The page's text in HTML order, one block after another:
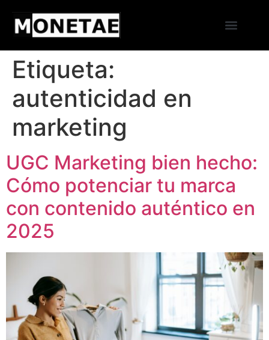
Etiqueta:
autenticidad en
marketing
UGC Marketing bien hecho:
Cómo potenciar tu marca
con contenido auténtico en
2025